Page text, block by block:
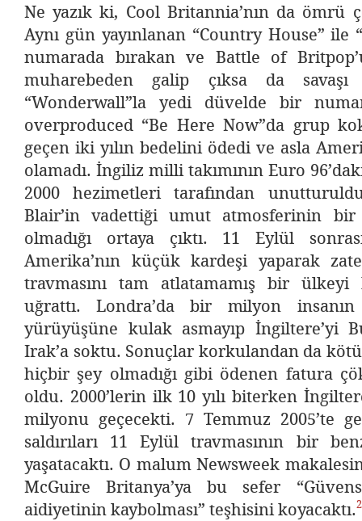
Ne yazık ki, Cool Britannia’nın da ömrü
Aynı gün yayınlanan “Country House”
numarada bırakan ve Battle of
muharebeden galip çıksa da savaşı
“Wonderwall”la yedi düvelde bir
overproduced “Be Here Now”da grup
geçen iki yılın bedelini ödedi ve asla
olamadı. İngiliz milli takımının Euro
2000 hezimetleri tarafından
Blair’in vadettiği umut atmosferinin bir
olmadığı ortaya çıktı. 11 Eylül
Amerika’nın küçük kardeşi yaparak
travmasını tam atlatamamış bir ülkeyi
uğrattı. Londra’da bir milyon insanın
yürüyüşüne kulak asmayıp İngiltere’yi
Irak’a soktu. Sonuçlar korkulandan da kötü
hiçbir şey olmadığı gibi ödenen fatura
oldu. 2000’lerin ilk 10 yılı biterken
milyonu geçecekti. 7 Temmuz 2005’te
saldırıları 11 Eylül travmasının bir
yaşatacaktı. O malum Newsweek
McGuire Britanya’ya bu sefer
aidiyetinin kaybolması” teşhisini koyacaktı.2